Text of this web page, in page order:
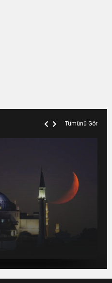
Tümünü Gör
Dünya Kadınlar Günü
gösterisi